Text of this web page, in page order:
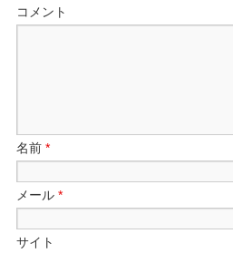
コメント
名前*
メール*
サイト